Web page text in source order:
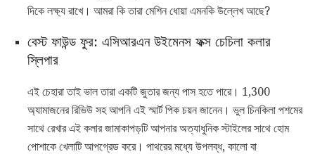
দিকে লক্ষ্য রাখে। আমরা কি তারা মেশিন ধোয়া এমনকি উল্লেখ আছে?
বেস্ট ফাউন্ড ফুর: এসিআরএন উইমেনস ফক্স চেচিলা কলার
স্লিপার
এই চেহারা তাই ভাল তারা একটি জুতার জন্য পাস হতে পারে। 1,300
অ্যামাজনের রিভিউ সহ আপনি এই স্মার্ট পিক চয়ন জানেন। ভুল চিনকিলা পশমের
সাথে রেখার এই কলার জামাকাপড়টি আপনার অত্যাধুনিক স্টাইলের সাথে হোম
পোশাকে খেলাটি আপগ্রেড করে। পাথরের মধ্যে উপলব্ধ, কালো বা